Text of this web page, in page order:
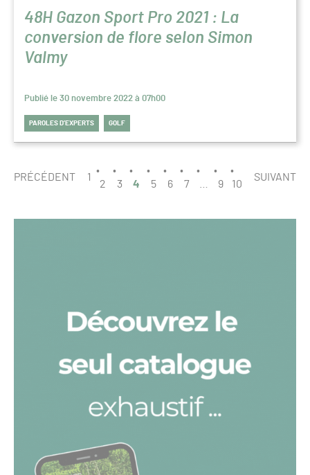
48H Gazon Sport Pro 2021 : La
conversion de flore selon Simon
Valmy
Publié le 30 novembre 2022 à 07h00
PAROLES D’EXPERTS GOLF
PAGINATION
PAGE
4
PRÉCÉDENT 1
2 3 4 5 6 7 9 10
SUIVANT